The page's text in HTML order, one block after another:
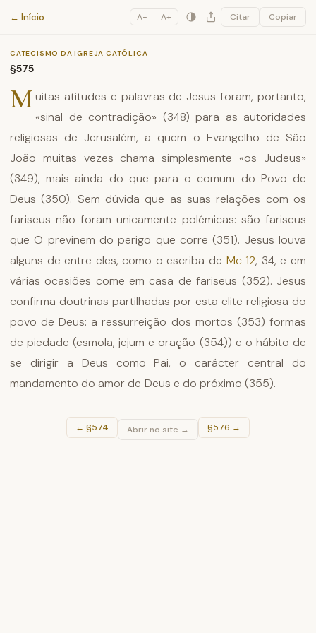
Catecismo da Igreja Católica
← Início A− A+ Citar Copiar
CATECISMO DA IGREJA CATÓLICA
§575
Muitas atitudes e palavras de Jesus foram, portanto,
«sinal de contradição» (348) para as autoridades
religiosas de Jerusalém, a quem o Evangelho de São
João muitas vezes chama simplesmente «os Judeus»
(349), mais ainda do que para o comum do Povo de
Deus (350). Sem dúvida que as suas relações com os
fariseus não foram unicamente polémicas: são fariseus
que O previnem do perigo que corre (351). Jesus louva
alguns de entre eles, como o escriba de Mc 12, 34, e em
várias ocasiões come em casa de fariseus (352). Jesus
confirma doutrinas partilhadas por esta elite religiosa do
povo de Deus: a ressurreição dos mortos (353) formas
de piedade (esmola, jejum e oração (354)) e o hábito de
se dirigir a Deus como Pai, o carácter central do
mandamento do amor de Deus e do próximo (355).
← §574 Abrir no site → §576 →